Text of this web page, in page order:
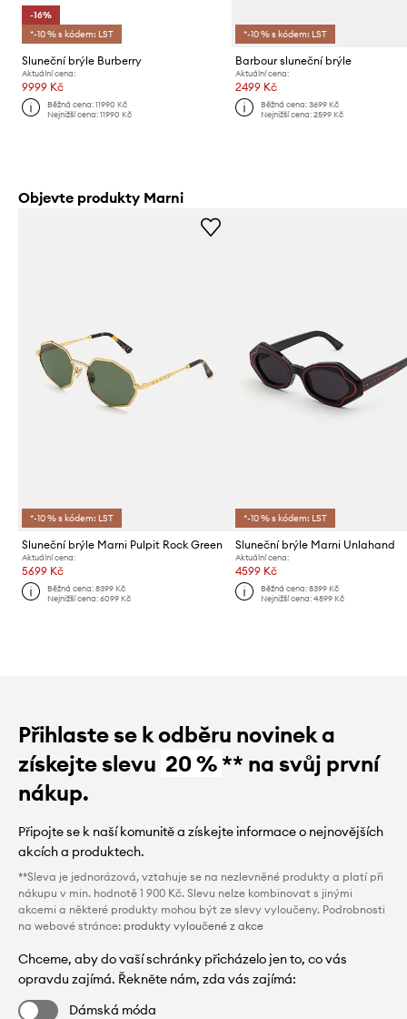
-16%
*-10 % s kódem: LST
Sluneční brýle Burberry
Aktuální cena:
9999 Kč
Běžná cena:11990 Kč
Nejnižší cena:11990 Kč
*-10 % s kódem: LST
Barbour sluneční brýle
Aktuální cena:
2499 Kč
Běžná cena: 3699 Kč
Nejnižší cena: 2599 Kč
Objevte produkty Marni
*-10 % s kódem: LST
Sluneční brýle Marni Pulpit Rock Green
Aktuální cena:
5699 Kč
Běžná cena:8399 Kč
Nejnižší cena:6099 Kč
*-10 % s kódem: LST
Sluneční brýle Marni Unlahand
Aktuální cena:
4599 Kč
Běžná cena: 8399 Kč
Nejnižší cena: 4899 Kč
Přihlaste se k odběru novinek a
získejte slevu 20 %** na svůj první
nákup.
Připojte se k naší komunitě a získejte informace o nejnovějších
akcích a produktech.
**Sleva je jednorázová, vztahuje se na nezlevněné produkty a platí při
nákupu v min. hodnotě 1 900 Kč. Slevu nelze kombinovat s jinými
akcemi a některé produkty mohou být ze slevy vyloučeny. Podrobnosti
na webové stránce: produkty vyloučené z akce
Chceme, aby do vaší schránky přicházelo jen to, co vás
opravdu zajímá. Řekněte nám, zda vás zajímá:
Dámská móda